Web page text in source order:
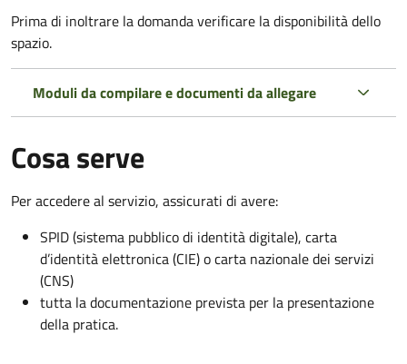
Prima di inoltrare la domanda verificare la disponibilità dello
spazio.
Moduli da compilare e documenti da allegare
Cosa serve
Per accedere al servizio, assicurati di avere:
SPID (sistema pubblico di identità digitale), carta
d’identità elettronica (CIE) o carta nazionale dei servizi
(CNS)
tutta la documentazione prevista per la presentazione
della pratica.